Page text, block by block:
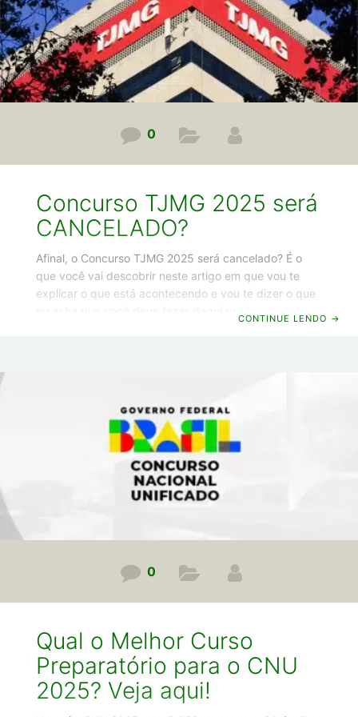
0
Concurso TJMG 2025 será
CANCELADO?
Afinal, o Concurso TJMG 2025 será cancelado? É o
que você vai descobrir neste artigo em que vou te
explicar o que está acontecendo e vou te dizer o que
CONTINUE LENDO →
0
Qual o Melhor Curso
Preparatório para o CNU
2025? Veja aqui!